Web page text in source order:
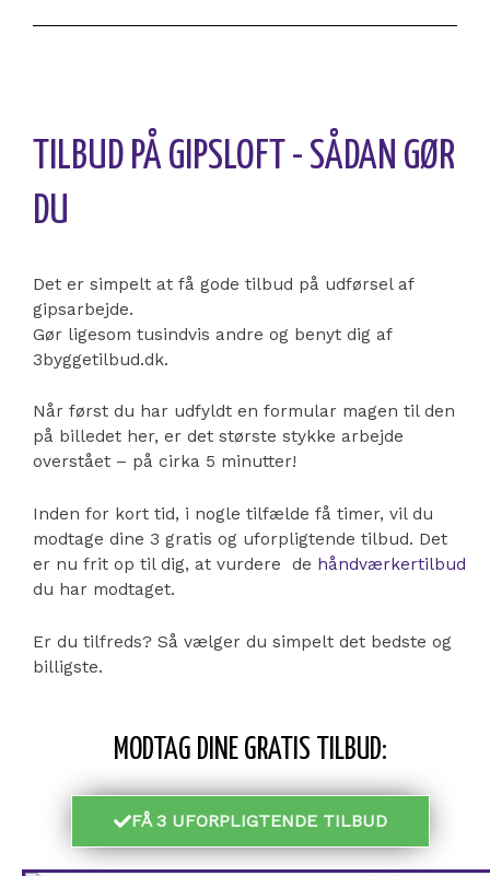
TILBUD PÅ GIPSLOFT - SÅDAN GØR
DU
Det er simpelt at få gode tilbud på udførsel af
gipsarbejde.
Gør ligesom tusindvis andre og benyt dig af
3byggetilbud.dk.
Når først du har udfyldt en formular magen til den
på billedet her, er det største stykke arbejde
overstået – på cirka 5 minutter!
Inden for kort tid, i nogle tilfælde få timer, vil du
modtage dine 3 gratis og uforpligtende tilbud. Det
er nu frit op til dig, at vurdere de håndværkertilbud
du har modtaget.
Er du tilfreds? Så vælger du simpelt det bedste og
billigste.
MODTAG DINE GRATIS TILBUD:
FÅ 3 UFORPLIGTENDE TILBUD